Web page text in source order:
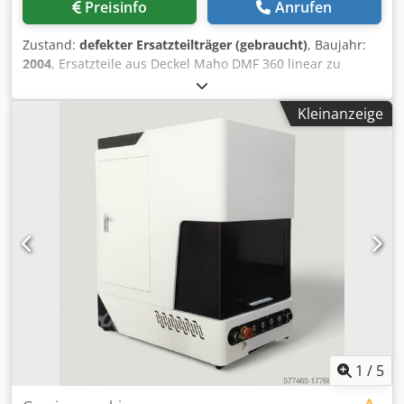
Preisinfo Anrufen
Zustand: defekter Ersatzteilträger (gebraucht), Baujahr:
2004, Ersatzteile aus Deckel Maho DMF 360 linear zu
verkaufen . Maschine dient nur als Ersatzteilspender.
Maschine ist vollständig in allen Teilen . z.B. Steuerung
iTNC 530 komplett Schaltschrank Spindel SK50 neuwertig
Kühlaggregat Trennwand Regalwand SK50 Schwenkkopf
Hirth ( defekt ) Späneförderer IKZ Anlage 80bar div. andere
Kleinanzeige
1 / 5